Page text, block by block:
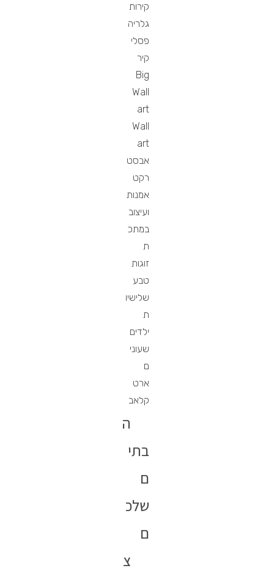
קירות
גלריה
פסלי
קיר
Big
Wall
art
Wall
art
אבסט
רקט
אמנות
ועיצוב
במתכ
ת
זוגות
טבע
שלישיו
ת
ילדים
שעוני
ם
ארט
קלאב
ה
בתי
ם
שלכ
ם
צ